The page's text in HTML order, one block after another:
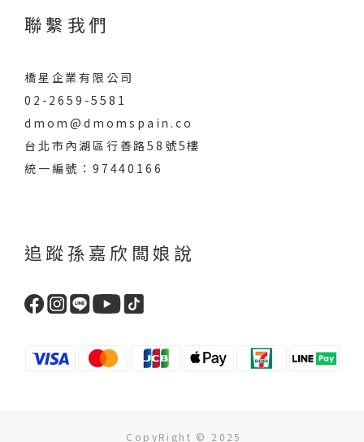
聯繫我們
橋星企業有限公司
02-2659-5581
dmom@dmomspain.co
台北市內湖區行善路58號5樓
統一編號：97440166
追蹤孫嘉欣闆娘說
CopyRight © 2025